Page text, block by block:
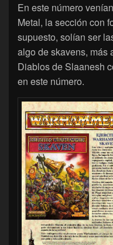
En este número
Metal, la sección con
supuesto, solían ser
algo de skavens, más
Diablos de Slaanesh
en este número.